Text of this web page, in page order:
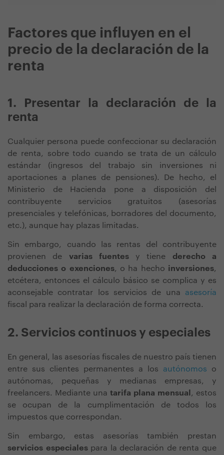
Factores que influyen en el
precio de la declaración de la
renta
1. Presentar la declaración de la
renta
Cualquier persona puede confeccionar su declaración
de renta, sobre todo cuando se trata de un cálculo
estándar (ingresos del trabajo sin inversiones ni
aportaciones a planes de pensiones). De hecho, el
Ministerio de Hacienda pone a disposición del
contribuyente servicios gratuitos (asesorías
presenciales y telefónicas, borradores del documento,
etc.), aunque hay plazas limitadas.
Sin embargo, cuando las rentas del contribuyente
provienen de varias fuentesy tiene derecho a
deducciones o exenciones, o ha hecho inversiones,
etcétera, entonces el cálculo básico se complica y es
aconsejable contratar los servicios de una asesoría
fiscal para realizar la declaración de forma correcta.
2. Servicios continuos y especiales
En general, las asesorías fiscales de nuestro país tienen
entre sus clientes permanentes a los autónomos o
autónomas, pequeñas y medianas empresas, y
freelancers. Mediante una tarifa plana mensual , estos
se ocupan de la cumplimentación de todos los
impuestos que correspondan.
Sin embargo, estas asesorías también prestan
servicios especialespara la declaración de renta que